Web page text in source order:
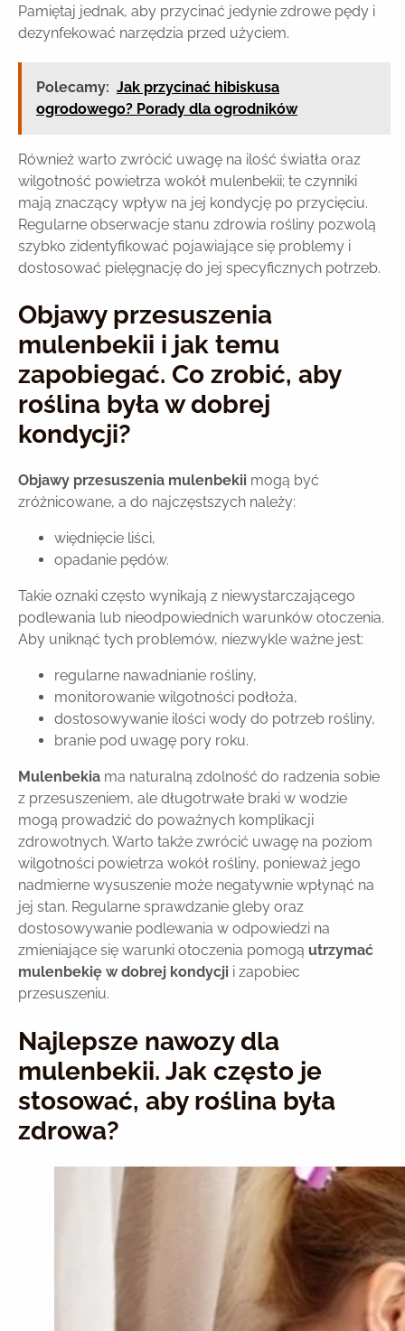
Pamiętaj jednak, aby przycinać jedynie zdrowe pędy i
dezynfekować narzędzia przed użyciem.
Polecamy: Jak przycinać hibiskusa
ogrodowego? Porady dla ogrodników
Również warto zwrócić uwagę na ilość światła oraz
wilgotność powietrza wokół mulenbekii; te czynniki
mają znaczący wpływ na jej kondycję po przycięciu.
Regularne obserwacje stanu zdrowia rośliny pozwolą
szybko zidentyfikować pojawiające się problemy i
dostosować pielęgnację do jej specyficznych potrzeb.
Objawy przesuszenia
mulenbekii i jak temu
zapobiegać. Co zrobić, aby
roślina była w dobrej
kondycji?
Objawy przesuszenia mulenbekii mogą być
zróżnicowane, a do najczęstszych należy:
więdnięcie liści,
opadanie pędów.
Takie oznaki często wynikają z niewystarczającego
podlewania lub nieodpowiednich warunków otoczenia.
Aby uniknąć tych problemów, niezwykle ważne jest:
regularne nawadnianie rośliny,
monitorowanie wilgotności podłoża,
dostosowywanie ilości wody do potrzeb rośliny,
branie pod uwagę pory roku.
Mulenbekia ma naturalną zdolność do radzenia sobie
z przesuszeniem, ale długotrwałe braki w wodzie
mogą prowadzić do poważnych komplikacji
zdrowotnych. Warto także zwrócić uwagę na poziom
wilgotności powietrza wokół rośliny, ponieważ jego
nadmierne wysuszenie może negatywnie wpłynąć na
jej stan. Regularne sprawdzanie gleby oraz
dostosowywanie podlewania w odpowiedzi na
zmieniające się warunki otoczenia pomogą utrzymać
mulenbekię w dobrej kondycji i zapobiec
przesuszeniu.
Najlepsze nawozy dla
mulenbekii. Jak często je
stosować, aby roślina była
zdrowa?